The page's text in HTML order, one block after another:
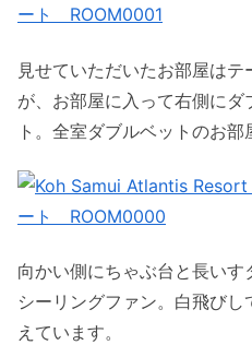
見せていただいたお部屋は
が、お部屋に入って右側に
ト。全室ダブルベットのお部
向かい側にちゃぶ台と長い
シーリングファン。白飛び
えています。